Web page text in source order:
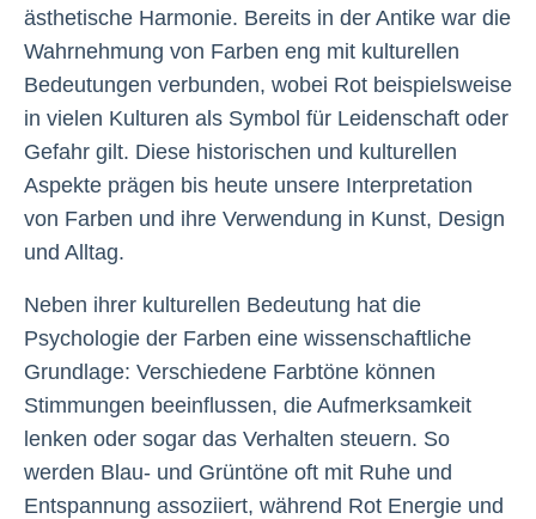
ästhetische Harmonie. Bereits in der Antike war die
Wahrnehmung von Farben eng mit kulturellen
Bedeutungen verbunden, wobei Rot beispielsweise
in vielen Kulturen als Symbol für Leidenschaft oder
Gefahr gilt. Diese historischen und kulturellen
Aspekte prägen bis heute unsere Interpretation
von Farben und ihre Verwendung in Kunst, Design
und Alltag.
Neben ihrer kulturellen Bedeutung hat die
Psychologie der Farben eine wissenschaftliche
Grundlage: Verschiedene Farbtöne können
Stimmungen beeinflussen, die Aufmerksamkeit
lenken oder sogar das Verhalten steuern. So
werden Blau- und Grüntöne oft mit Ruhe und
Entspannung assoziiert, während Rot Energie und